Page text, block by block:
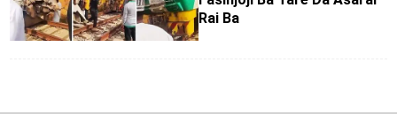
Rai Ba